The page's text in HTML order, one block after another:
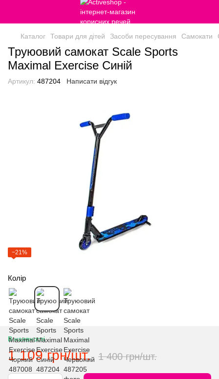
Каталог Товари для дітей Засоби пересування Самокати
Труюовий самокат Scale Sports
Maximal Exercise Синій
Артикул: 487204 Написати відгук
−21%
Колір
В наявності
1 109 грн/шт. 1 400 грн/шт.